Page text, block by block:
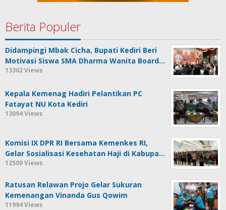
Berita Populer
Didampingi Mbak Cicha, Bupati Kediri Beri
Motivasi Siswa SMA Dharma Wanita Board…
13302 Views
Kepala Kemenag Hadiri Pelantikan PC
Fatayat NU Kota Kediri
13094 Views
Komisi IX DPR RI Bersama Kemenkes RI,
Gelar Sosialisasi Kesehatan Haji di Kabupa…
12509 Views
Ratusan Relawan Projo Gelar Sukuran
Kemenangan Vinanda Gus Qowim
11994 Views